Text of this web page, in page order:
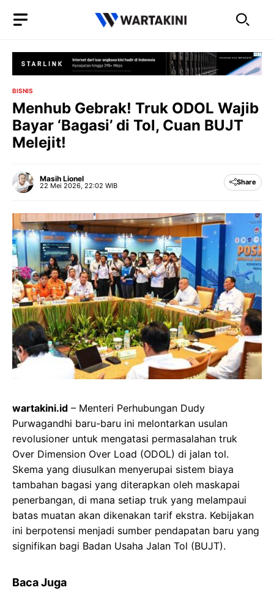
BISNIS
Menhub Gebrak! Truk ODOL Wajib
Bayar ‘Bagasi’ di Tol, Cuan BUJT
Melejit!
Masih Lionel
22 Mei 2026, 22:02 WIB Share
wartakini.id – Menteri Perhubungan Dudy
Purwagandhi baru-baru ini melontarkan usulan
revolusioner untuk mengatasi permasalahan truk
Over Dimension Over Load (ODOL) di jalan tol.
Skema yang diusulkan menyerupai sistem biaya
tambahan bagasi yang diterapkan oleh maskapai
penerbangan, di mana setiap truk yang melampaui
batas muatan akan dikenakan tarif ekstra. Kebijakan
ini berpotensi menjadi sumber pendapatan baru yang
signifikan bagi Badan Usaha Jalan Tol (BUJT).
Baca Juga